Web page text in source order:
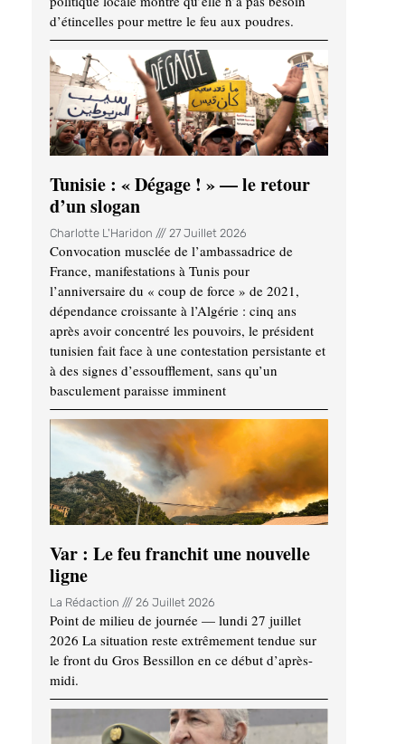
d’étincelles pour mettre le feu aux poudres.
Tunisie : « Dégage ! » — le retour
d’un slogan
Charlotte L'Haridon 27 Juillet 2026
Convocation musclée de l’ambassadrice de
France, manifestations à Tunis pour
l’anniversaire du « coup de force » de 2021,
dépendance croissante à l’Algérie : cinq ans
après avoir concentré les pouvoirs, le président
tunisien fait face à une contestation persistante et
à des signes d’essoufflement, sans qu’un
basculement paraisse imminent
Var : Le feu franchit une nouvelle
ligne
La Rédaction 26 Juillet 2026
Point de milieu de journée — lundi 27 juillet
2026 La situation reste extrêmement tendue sur
le front du Gros Bessillon en ce début d’après-
midi.